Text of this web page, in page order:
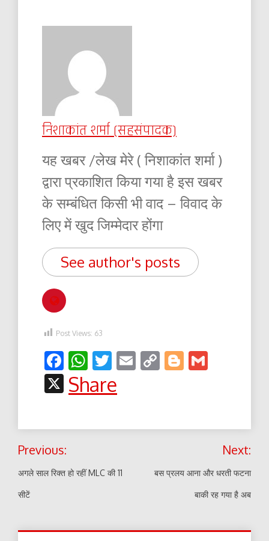
निशाकांत शर्मा (सहसंपादक)
यह खबर /लेख मेरे ( निशाकांत शर्मा )
द्वारा प्रकाशित किया गया है इस खबर
के सम्बंधित किसी भी वाद – विवाद के
लिए में खुद जिम्मेदार होंगा
See author's posts
Post Views: 63
Facebook
WhatsApp
Twitter
EmailCopyBlogger
X
Share
Post
navigation
Previous:
अगले साल रिक्त हो रहीं MLC की 11
सीटें
Next:
बस प्रलय आना और धरती फटना
बाकी रह गया है अब